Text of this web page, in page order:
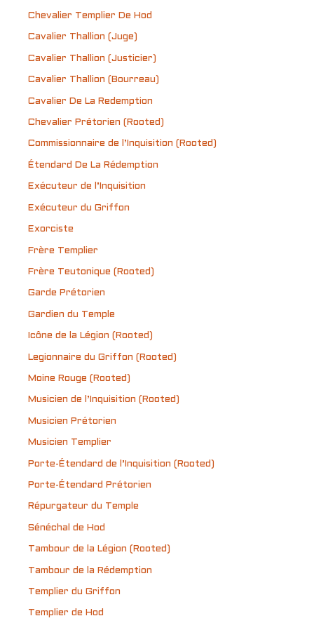
Chevalier Templier De Hod
Cavalier Thallion (Juge)
Cavalier Thallion (Justicier)
Cavalier Thallion (Bourreau)
Cavalier De La Redemption
Chevalier Prétorien (Rooted)
Commissionnaire de l’Inquisition (Rooted)
Étendard De La Rédemption
Exécuteur de l’Inquisition
Exécuteur du Griffon
Exorciste
Frère Templier
Frère Teutonique (Rooted)
Garde Prétorien
Gardien du Temple
Icône de la Légion (Rooted)
Legionnaire du Griffon (Rooted)
Moine Rouge (Rooted)
Musicien de l’Inquisition (Rooted)
Musicien Prétorien
Musicien Templier
Porte-Étendard de l’Inquisition (Rooted)
Porte-Étendard Prétorien
Répurgateur du Temple
Sénéchal de Hod
Tambour de la Légion (Rooted)
Tambour de la Rédemption
Templier du Griffon
Templier de Hod